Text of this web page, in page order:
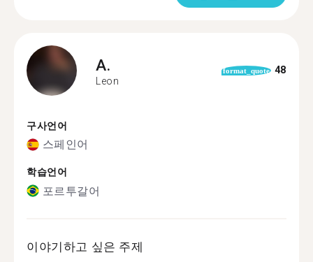
A.
Leon
format_quote 48
구사언어
스페인어
학습언어
포르투갈어
이야기하고 싶은 주제